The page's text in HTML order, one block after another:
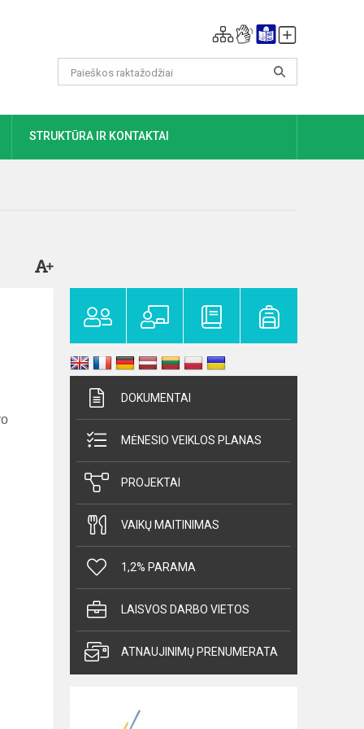
STRUKTŪRA IR KONTAKTAI
DOKUMENTAI
MĖNESIO VEIKLOS PLANAS
PROJEKTAI
VAIKŲ MAITINIMAS
1,2% PARAMA
LAISVOS DARBO VIETOS
ATNAUJINIMŲ PRENUMERATA